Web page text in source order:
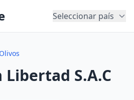
Seleccionar país
S.A.C